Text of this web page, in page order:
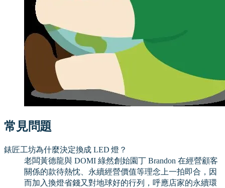
常見問題
錶匠工坊為什麼決定換成 LED 燈？
老闆黃德龍與 DOMI 綠然創始園丁 Brandon 在經營顧客
關係的款待熱忱、永續經營價值等理念上一拍即合，因
而加入換燈省錢又對地球好的行列，呼應店家的永續環